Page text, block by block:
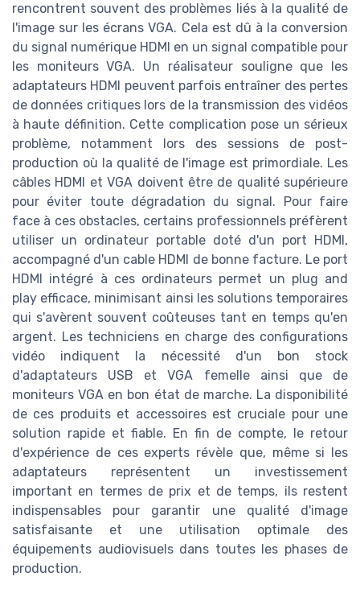
rencontrent souvent des problèmes liés à la qualité de
l'image sur les écrans VGA. Cela est dû à la conversion
du signal numérique HDMI en un signal compatible pour
les moniteurs VGA. Un réalisateur souligne que les
adaptateurs HDMI peuvent parfois entraîner des pertes
de données critiques lors de la transmission des vidéos
à haute définition. Cette complication pose un sérieux
problème, notamment lors des sessions de post-
production où la qualité de l'image est primordiale. Les
câbles HDMI et VGA doivent être de qualité supérieure
pour éviter toute dégradation du signal. Pour faire
face à ces obstacles, certains professionnels préfèrent
utiliser un ordinateur portable doté d'un port HDMI,
accompagné d'un cable HDMI de bonne facture. Le port
HDMI intégré à ces ordinateurs permet un plug and
play efficace, minimisant ainsi les solutions temporaires
qui s'avèrent souvent coûteuses tant en temps qu'en
argent. Les techniciens en charge des configurations
vidéo indiquent la nécessité d'un bon stock
d'adaptateurs USB et VGA femelle ainsi que de
moniteurs VGA en bon état de marche. La disponibilité
de ces produits et accessoires est cruciale pour une
solution rapide et fiable. En fin de compte, le retour
d'expérience de ces experts révèle que, même si les
adaptateurs représentent un investissement
important en termes de prix et de temps, ils restent
indispensables pour garantir une qualité d'image
satisfaisante et une utilisation optimale des
équipements audiovisuels dans toutes les phases de
production.